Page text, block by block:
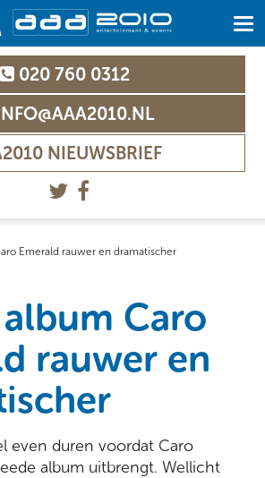
020 760 0312
NIEUWSBRIEF
Emerald rauwer en dramatischer
Caro
rauwer en
even duren voordat Caro
album uitbrengt. Wellicht